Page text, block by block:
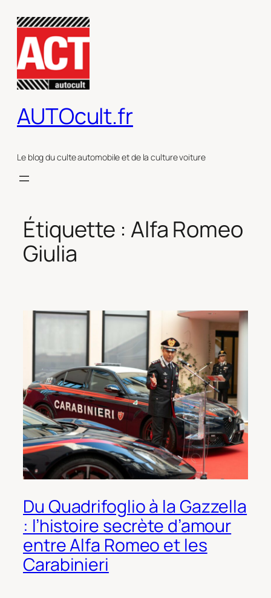
contenu
AUTOcult.fr
Le blog du culte automobile et de la culture voiture
Étiquette : Alfa Romeo
Giulia
Du Quadrifoglio à la Gazzella
: l’histoire secrète d’amour
entre Alfa Romeo et les
Carabinieri